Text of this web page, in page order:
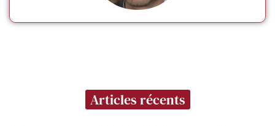
Articles récents